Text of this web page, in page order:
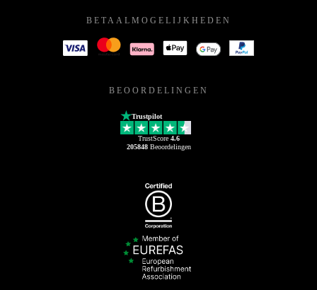
BETAALMOGELIJKHEDEN
BEOORDELINGEN
Trustpilot
TrustScore 4.6
205848Beoordelingen